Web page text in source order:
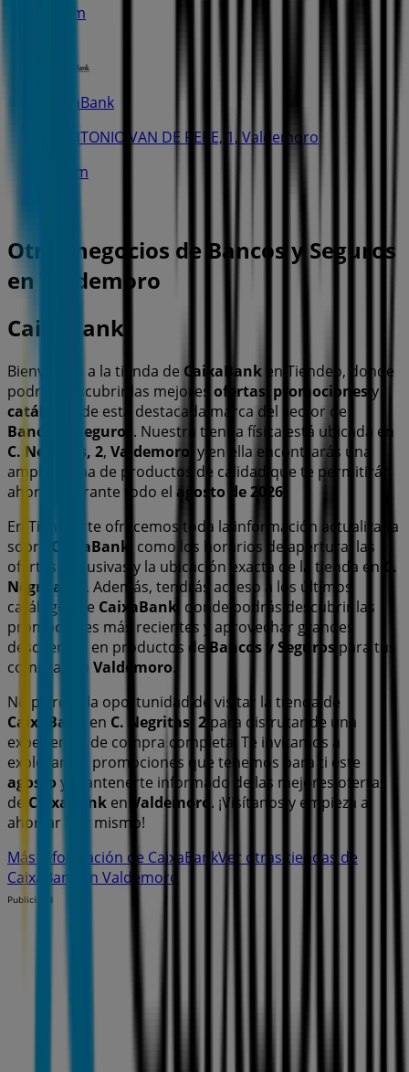
584 m
CaixaBank
C. ANTONIO VAN DE PERE, 1, Valdemoro
1.2 km
Otros negocios de Bancos y Seguros
en Valdemoro
CaixaBank
Bienvenido a la tienda de CaixaBank en Tiendeo, donde
podrás descubrir las mejores ofertas promociones y
catálogos
de esta destacada marca del sector de
Bancos y Seguros . Nuestra tienda física está ubicada en
C. Negritas, 2, Valdemoro , y en ella encontrarás una
amplia gama de productos de calidad que te permitirán
ahorrar durante todo el agosto de 2026
En Tiendeo te ofrecemos toda la información actualizada
sobre
CaixaBank , como los horarios de apertura, las
ofertas exclusivas y la ubicación exacta de la tienda en C.
Negritas, 2 . Además, tendrás acceso a los últimos
catálogos de CaixaBank , donde podrás descubrir las
promociones más recientes y aprovechar grandes
descuentos en productos de Bancos y Seguros para tus
compras en Valdemoro.
No pierdas la oportunidad de visitar la tienda de
CaixaBank
en C. Negritas, 2 para disfrutar de una
experiencia de compra completa. Te invitamos a
explorar las promociones que tenemos para ti este
agosto y mantenerte informado de las mejores ofertas
de CaixaBank en Valdemoro . ¡Visítanos y empieza a
ahorrar hoy mismo!
Más información de CaixaBankVer otras tiendas de
CaixaBank en Valdemoro
Publicidad